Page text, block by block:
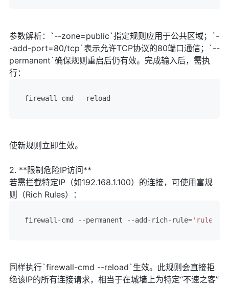
参数解析：`--zone=public`指定规则应用于公共区域；`-
-add-port=80/tcp`表示允许TCP协议的80端口通信；`--
permanent`确保规则重启后仍有效。完成输入后，需执
行：
firewall-cmd --reload
使新规则立即生效。
2. **限制危险IP访问**
若需拦截特定IP（如192.168.1.100）的连接，可使用富规
则（Rich Rules）：
firewall-cmd --permanent --add-rich-rule='rule
同样执行`firewall-cmd --reload`生效。此规则会直接拒
绝该IP的所有连接请求，相当于在城墙上为特定“不速之客”